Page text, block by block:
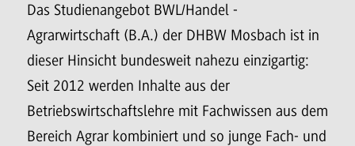
Das Studienangebot BWL/Handel -
Agrarwirtschaft (B.A.) der DHBW Mosbach ist in
dieser Hinsicht bundesweit nahezu einzigartig:
Seit 2012 werden Inhalte aus der
Betriebswirtschaftslehre mit Fachwissen aus dem
Bereich Agrar kombiniert und so junge Fach- und